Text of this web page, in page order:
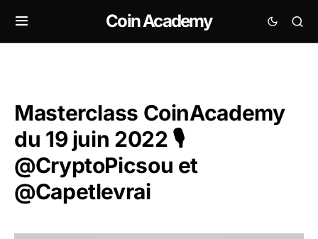
Coin Academy
Masterclass CoinAcademy
du 19 juin 2022 🎙️
@CryptoPicsou et
@Capetlevrai